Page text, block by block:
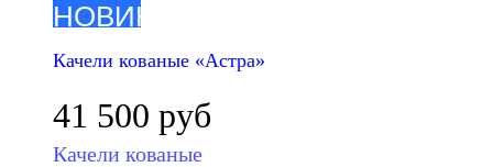
НОВИНКА
Качели кованые «Астра»
41 500 руб
Качели кованые